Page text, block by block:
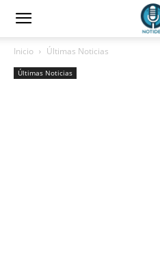
Inicio Últimas Noticias
Últimas Noticias